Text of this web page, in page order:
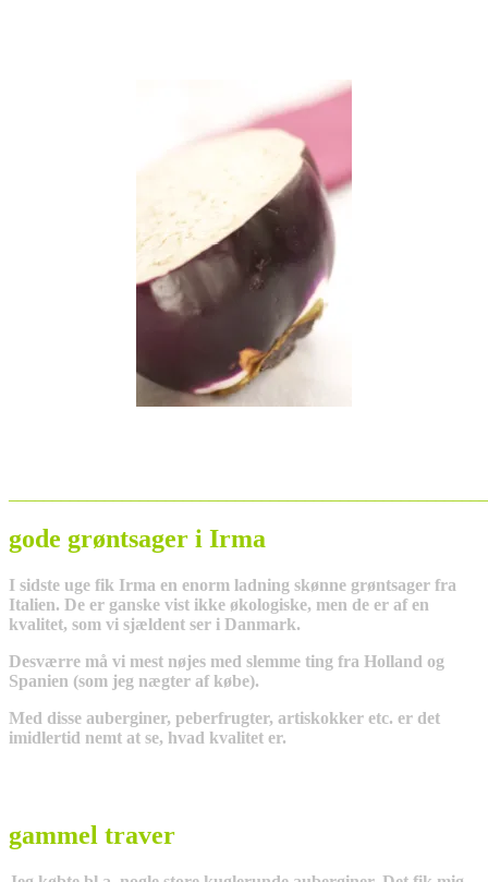
gode grøntsager i Irma
I sidste uge fik Irma en enorm ladning skønne grøntsager fra
Italien. De er ganske vist ikke økologiske, men de er af en
kvalitet, som vi sjældent ser i Danmark.
Desværre må vi mest nøjes med slemme ting fra Holland og
Spanien (som jeg nægter af købe).
Med disse auberginer, peberfrugter, artiskokker etc. er det
imidlertid nemt at se, hvad kvalitet er.
gammel traver